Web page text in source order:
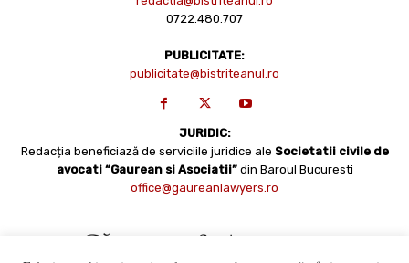
0722.480.707
PUBLICITATE:
publicitate@bistriteanul.ro
JURIDIC:
Redacția beneficiază de serviciile juridice ale Societatii civile de
avocati “Gaurean si Asociatii” din Baroul Bucuresti
office@gaureanlawyers.ro